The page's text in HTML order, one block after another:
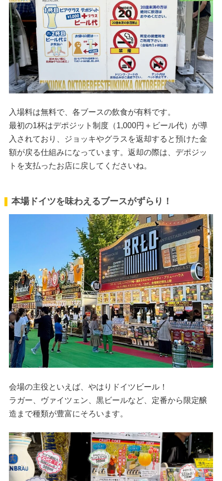
入場料は無料で、各ブースの飲食が有料です。
最初の1杯はデポジット制度（1,000円＋ビール代）が導
入されており、ジョッキやグラスを返却すると預けた金
額が戻る仕組みになっています。返却の際は、デポジッ
トを支払ったお店に戻してくださいね。
本場ドイツを味わえるブースがずらり！
会場の主役といえば、やはりドイツビール！
ラガー、ヴァイツェン、黒ビールなど、定番から限定醸
造まで種類が豊富にそろいます。